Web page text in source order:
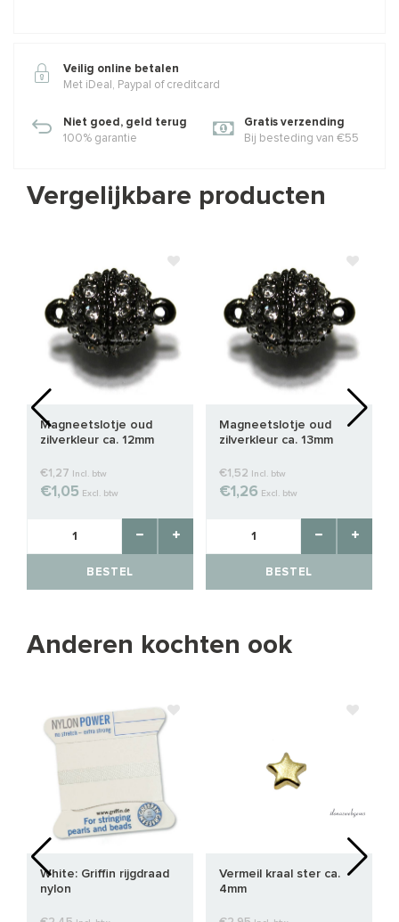
Veilig online betalen
Met iDeal, Paypal of creditcard
Niet goed, geld terug
100% garantie
Gratis verzending
Bij besteding van €55
Vergelijkbare producten
Magneetslotje oud
zilverkleur ca. 12mm
€1,27 Incl. btw
€1,05 Excl. btw
BESTEL
Magneetslotje oud
zilverkleur ca. 13mm
€1,52 Incl. btw
€1,26 Excl. btw
BESTEL
Anderen kochten ook
White: Griffin rijgdraad
nylon
Vermeil kraal ster ca.
4mm